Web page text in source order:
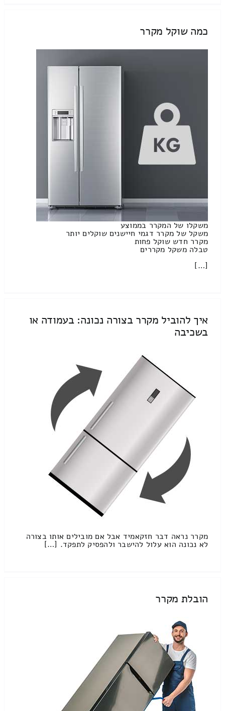
כמה שוקל מקרר
משקלו של המקרר בממוצע
משקל של מקרר דגמי חיישנים שוקלים יותר
מקרר חדש שוקל פחות
טבלה משקל מקררים
[…]
איך להוביל מקרר בצורה נכונה: בעמודה או
בשכיבה
מקרר נראה דבר חזקאמיד אבל אם מובילים אותו בצורה
לא נכונה הוא עלול להישבר ולהפסיק לתפקד. […]
הובלת מקרר